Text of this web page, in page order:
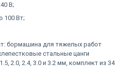
В;
100 Вт;
бормашина для тяжелых работ
стальные цанги
2.0, 2.4, 3.0 и 3.2 мм, комплект из 34